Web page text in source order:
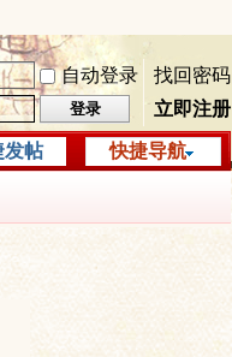
自动登录
找回密码
登录 立即注册
快捷导航
发帖